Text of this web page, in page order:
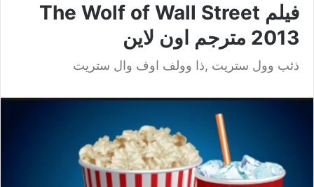
فيلم The Wolf of Wall Street
2013 مترجم اون لاين
ذئب وول ستريت ,ذا وولف اوف وال ستريت